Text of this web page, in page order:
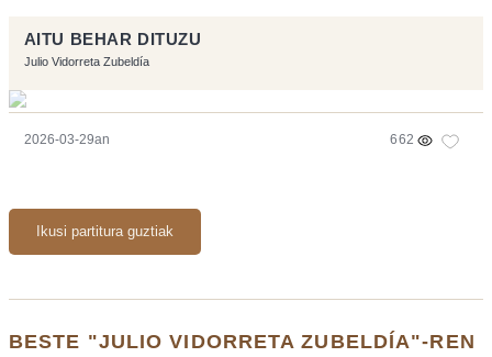
AITU BEHAR DITUZU
Julio Vidorreta Zubeldía
2026-03-29an 662
Ikusi partitura guztiak
BESTE "JULIO VIDORRETA ZUBELDÍA"-REN